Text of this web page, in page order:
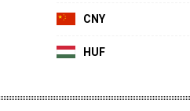
CNY
HUF